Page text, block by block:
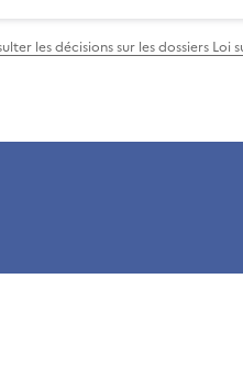
les décisions sur les dossiers Loi